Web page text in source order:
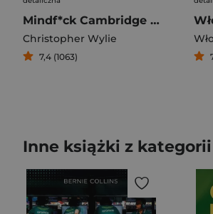
Mindf*ck Cambridge Analytica czyli jak popsuć demokrację
Christopher Wylie
7,4 (1063)
Inne książki z kategorii